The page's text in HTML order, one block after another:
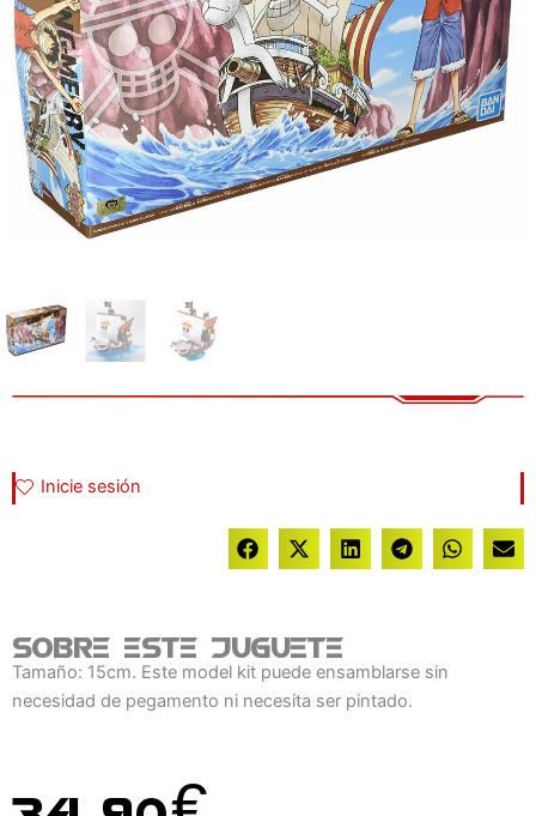
Inicie sesión
Sobre este juguete
Tamaño: 15cm. Este model kit puede ensamblarse sin
necesidad de pegamento ni necesita ser pintado.